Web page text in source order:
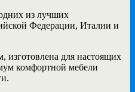
из лучших
Федерации, Италии и
для настоящих
комфортной мебели